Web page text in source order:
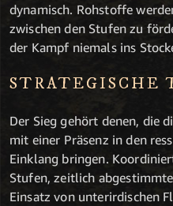
dynamisch. Rohstoffe
zwischen den Stufen zu
der Kampf niemals ins
STRATEGISCHE
Der Sieg gehört denen, die
mit einer Präsenz in den
Einklang bringen.
Stufen, zeitlich
Einsatz von unterirdischen